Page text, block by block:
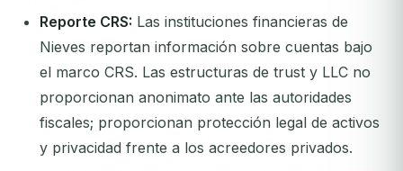
Reporte CRS: Las instituciones financieras de
Nieves reportan información sobre cuentas bajo
el marco CRS. Las estructuras de trust y LLC no
proporcionan anonimato ante las autoridades
fiscales; proporcionan protección legal de activos
y privacidad frente a los acreedores privados.